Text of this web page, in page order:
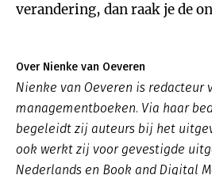
verandering, dan raak je de
Over Nienke van Oeveren
Nienke van Oeveren is redacteur
managementboeken. Via haar
begeleidt zij auteurs bij het
ook werkt zij voor gevestigde
Nederlands en Book and Digital